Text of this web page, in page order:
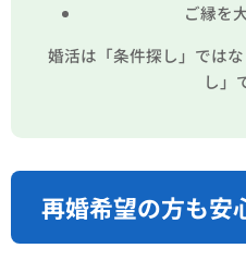
ご縁を
婚活は「条件探し」では
し」
再婚希望の方も安